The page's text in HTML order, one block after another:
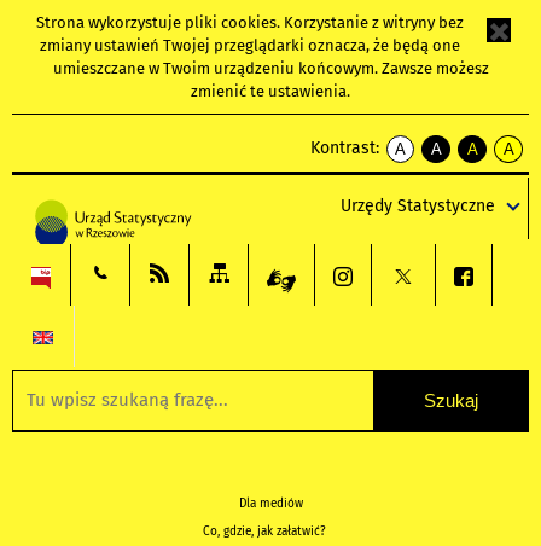
Strona wykorzystuje pliki cookies. Korzystanie z witryny bez
zmiany ustawień Twojej przeglądarki oznacza, że będą one
umieszczane w Twoim urządzeniu końcowym. Zawsze możesz
zmienić te ustawienia.
Kontrast:
A
kontrast
A
kontrast
tekst
czarnym
A
kontrast
tekst
czarnym
A
tekst
żółtym
Urzędy Statystyczne
Dla mediów
Co, gdzie, jak załatwić?